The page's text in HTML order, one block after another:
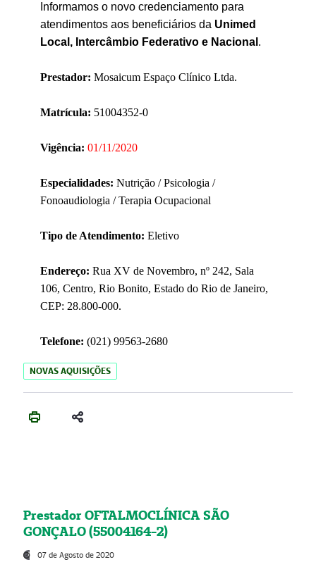
Informamos o novo credenciamento para
atendimentos aos beneficiários da Unimed
Local, Intercâmbio Federativo e Nacional .
Prestador: Mosaicum Espaço Clínico Ltda.
Matrícula: 51004352-0
Vigência: 01/11/2020
Especialidades: Nutrição / Psicologia /
Fonoaudiologia / Terapia Ocupacional
Tipo de Atendimento: Eletivo
Endereço: Rua XV de Novembro, nº 242, Sala
106, Centro, Rio Bonito, Estado do Rio de Janeiro,
CEP: 28.800-000.
Telefone: (021) 99563-2680
NOVAS AQUISIÇÕES
Prestador OFTALMOCLÍNICA SÃO
GONÇALO (55004164-2)
07 de Agosto de 2020